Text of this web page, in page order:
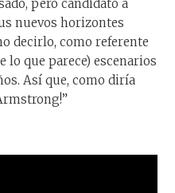
pero candidato a
nuevos horizontes
decirlo, como referente
lo que parece) escenarios
Así que, como diría